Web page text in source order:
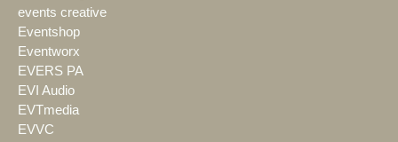
events creative
Eventshop
Eventworx
EVERS PA
EVI Audio
EVTmedia
EVVC